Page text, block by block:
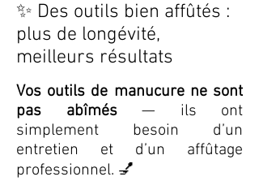
✨ Des outils bien affûtés :
plus de longévité,
meilleurs résultats
Vos outils de manucure ne sont
pas abîmés— ils ont
simplement besoin d’un
entretien et d’un affûtage
professionnel. 💅